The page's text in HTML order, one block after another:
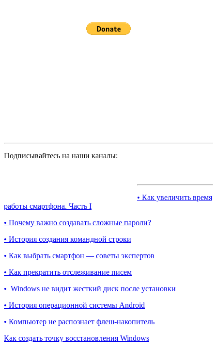
Подписывайтесь на наши каналы:
• Как увеличить время
работы смартфона. Часть I
• Почему важно создавать сложные пароли?
• История создания командной строки
• Как выбрать смартфон — советы экспертов
• Как прекратить отслеживание писем
• Windows не видит жесткий диск после установки
• История операционной системы Android
• Компьютер не распознает флеш-накопитель
Как создать точку восстановления Windows